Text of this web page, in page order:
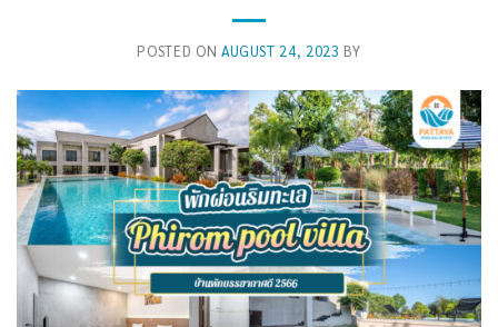
POSTED ON AUGUST 24, 2023 BY